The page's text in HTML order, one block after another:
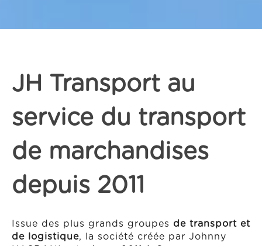
JH Transport au
service du transport
de marchandises
depuis 2011
Issue des plus grands groupes de transport et
de logistique, la société créée par Johnny